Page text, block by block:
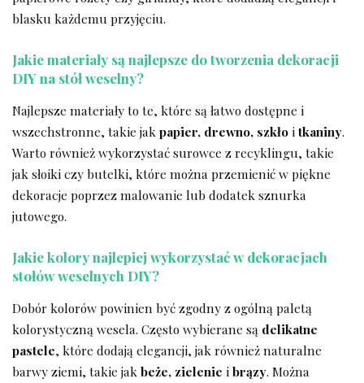
blasku⁣ każdemu przyjęciu.
Jakie‍ materiały są ⁢najlepsze do tworzenia dekoracji
‌DIY na stół weselny?
Najlepsze materiały⁣ to ⁣te, które⁢ są łatwo dostępne‌ i
wszechstronne, takie jakpapier, ⁤drewno, szkło itkaniny.
⁢Warto również wykorzystać surowce⁣ z ⁣recyklingu, takie
jak słoiki czy butelki,⁤ które ​można‌ przemienić w piękne
dekoracje poprzez malowanie lub dodatek sznurka
⁤jutowego.
Jakie kolory najlepiej wykorzystać w‍ dekoracjach
stołów weselnych DIY?
Dobór kolorów ‌powinien być zgodny⁢ z ogólną paletą⁣
kolorystyczną wesela. Często ⁤wybierane są delikatne
‍pastele, które dodają elegancji, jak również naturalne
barwy ziemi, ‌takie jak beże, zielenie ibrązy. Można